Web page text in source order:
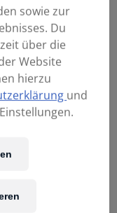
sowie zur
Du
über die
Website
hierzu
und